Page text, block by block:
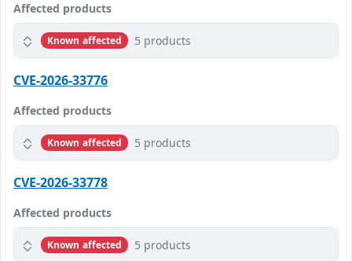
Affected products
Known affected 5 products
CVE-2026-33776
Affected products
Known affected 5 products
CVE-2026-33778
Affected products
Known affected 5 products